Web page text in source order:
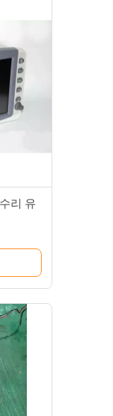
리 유